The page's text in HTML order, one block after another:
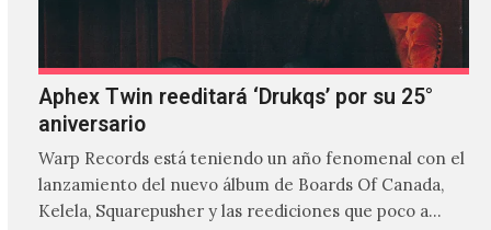
Aphex Twin reeditará ‘Drukqs’ por su 25°
aniversario
Warp Records está teniendo un año fenomenal con el
lanzamiento del nuevo álbum de Boards Of Canada,
Kelela, Squarepusher y las reediciones que poco a…